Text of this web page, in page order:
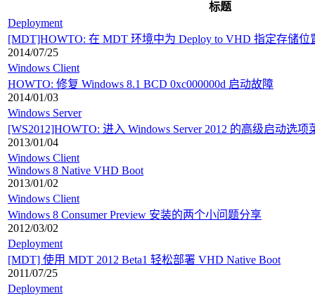
标题
Deployment
[MDT]HOWTO: 在 MDT 环境中为 Deploy to VHD 指定存储位
2014/07/25
Windows Client
HOWTO: 修复 Windows 8.1 BCD 0xc000000d 启动故障
2014/01/03
Windows Server
[WS2012]HOWTO: 进入 Windows Server 2012 的高级启动选项
2013/01/04
Windows Client
Windows 8 Native VHD Boot
2013/01/02
Windows Client
Windows 8 Consumer Preview 安装的两个小问题分享
2012/03/02
Deployment
[MDT] 使用 MDT 2012 Beta1 轻松部署 VHD Native Boot
2011/07/25
Deployment